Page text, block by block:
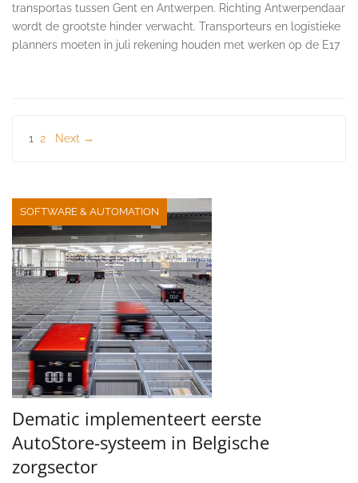
transportas tussen Gent en Antwerpen. Richting Antwerpendaar
wordt de grootste hinder verwacht. Transporteurs en logistieke
planners moeten in juli rekening houden met werken op de E17
Berichten
1 2 Next →
SOFTWARE & AUTOMATION
Dematic implementeert eerste
AutoStore-systeem in Belgische
zorgsector